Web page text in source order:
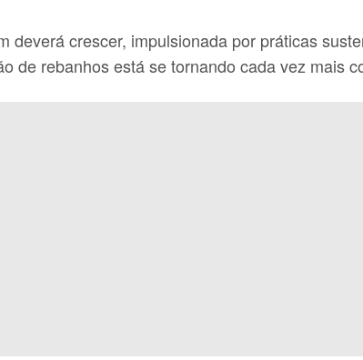
deverá crescer, impulsionada por práticas
de rebanhos está se tornando cada vez mais